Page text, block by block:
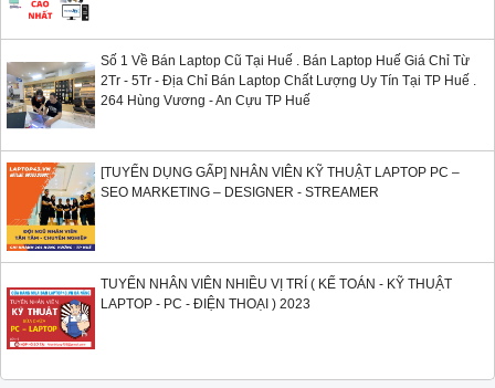
Số 1 Về Bán Laptop Cũ Tại Huế . Bán Laptop Huế Giá Chỉ Từ
2Tr - 5Tr - Địa Chỉ Bán Laptop Chất Lượng Uy Tín Tại TP Huế .
264 Hùng Vương - An Cựu TP Huế
[TUYỂN DỤNG GẤP] NHÂN VIÊN KỸ THUẬT LAPTOP PC –
SEO MARKETING – DESIGNER - STREAMER
TUYỂN NHÂN VIÊN NHIỀU VỊ TRÍ ( KẾ TOÁN - KỸ THUẬT
LAPTOP - PC - ĐIỆN THOẠI ) 2023